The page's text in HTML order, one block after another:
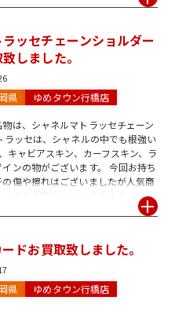
心よりお待ち致しております。
ッセチェーンショルダー
しました。
県 ゆめタウン行橋店
は、シャネルマトラッセチェーン
ッセは、シャネルの中でも根強い
キャビアスキン、カーフスキン、ラ
ンの物がございます。 今回お持ち
傷や擦れはございましたが人気商
っかり金額付けさせて頂きました。
経年劣化する前にお早めにご売却
取強化を致しております。この機
せ。 査定・買取は1点から承って
店も大歓迎です。スタッフ一同心
ドお買取致しました。
県 ゆめタウン行橋店